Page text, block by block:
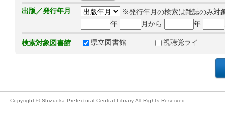
出版／発行年月
※発行年月の検索は雑誌のみ対
年
月から 年
検索対象図書館 県立図書館 視聴覚ライ
Copyright © Shizuoka Prefectural Central Library All Rights Reserved.